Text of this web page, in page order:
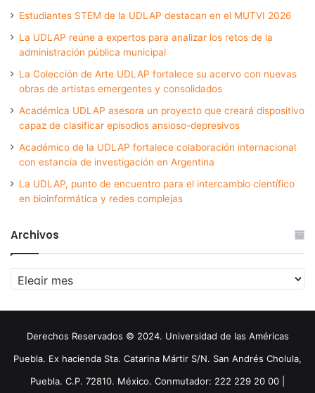
Estudiantes STEM de la UDLAP destacan en el MUTVI 2026
La UDLAP reúne a expertos para analizar los retos de la
administración pública municipal
La Colección de Arte UDLAP fortalece su acervo con nuevas
obras de artistas emergentes y consolidados
Académica UDLAP asesora un proyecto que creará dispositivo
capaz de clasificar episodios ansioso-depresivos
Académico de la UDLAP fortalece colaboración internacional
con estancia de investigación en Argentina
La UDLAP, punto de encuentro para el intercambio científico
en bioinformática y redes complejas
Archivos
Archivos
Derechos Reservados © 2024. Universidad de las Américas
Puebla. Ex hacienda Sta. Catarina Mártir S/N. San Andrés Cholula,
Puebla. C.P. 72810. México. Conmutador: 222 229 20 00 |